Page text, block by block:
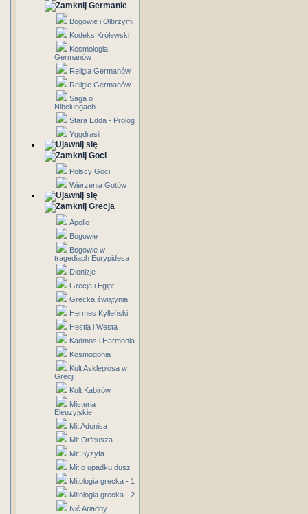
Germanie
Bogowie i Olbrzymi
Kodeks Królewski
Kosmologia
Germanów
Religia Germanów
Religie Germanów
Saga o
Nibelungach
Stara Edda - Prolog
Yggdrasil
Goci
Polscy Goci
Wierzenia Gotów
Grecja
Apollo
Bogowie
Bogowie w
tragediach Eurypidesa
Dionizje
Grecja i Egipt
Grecka świątynia
Hermes Kylleński
Hestia i Westa
Kadmos i Harmonia
Kosmogonia
Kult Asklepiosa w
Grecji
Kult Kabirów
Misteria
Eleuzyjskie
Mit Adonisa
Mit Orfeusza
Mit Syzyfa
Mit o upadku dusz
Mitologia grecka - 1
Mitologia grecka - 2
Nić Ariadny